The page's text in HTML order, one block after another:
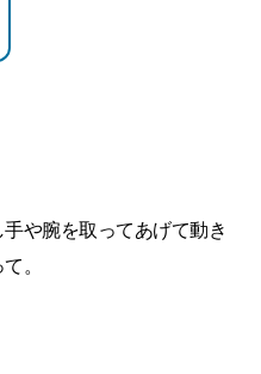
や腕を取ってあげて動き
。